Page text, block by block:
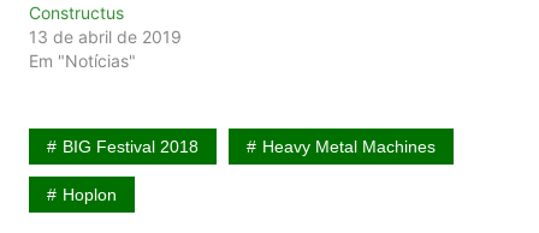
Constructus
13 de abril de 2019
Em "Notícias"
BIG Festival 2018 Heavy Metal Machines
Hoplon